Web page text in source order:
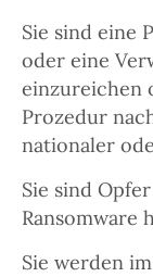
Sie sind eine
oder eine
einzureichen
Prozedur
nationaler
Sie sind
Ransomware
Sie werden